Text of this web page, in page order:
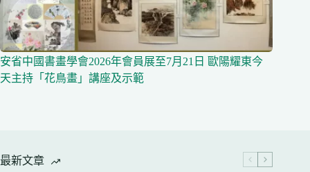
安省中國書畫學會2026年會員展至7月21日 歐陽耀東今
天主持「花鳥畫」講座及示範
最新文章